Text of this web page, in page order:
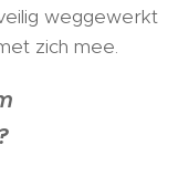
weggewerkt
zich mee.